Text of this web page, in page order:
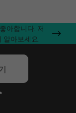
아합니다. 저
알아보세요.